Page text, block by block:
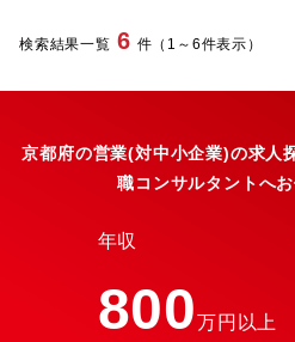
社時に即日付与（入社月により付与
度：お子様が小学校入学まで利用可能
検索結果一覧 6 件（1～6件表示）
京都府の営業(対中小企業)の求人
職コンサルタントへお
年収
800万円以上